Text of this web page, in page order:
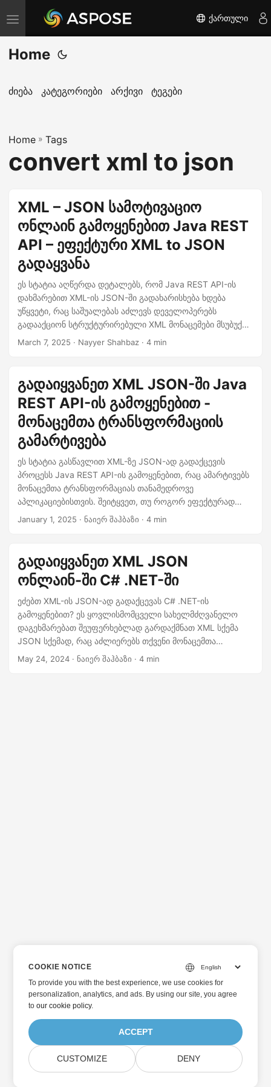
T
o
g
l
a
v
i
ქართული
Home
ძიება კატეგორიები არქივი ტეგები
Home » Tags
convert xml to json
XML – JSON სამოტივაციო
ონლაინ გამოყენებით Java REST
API – ეფექტური XML to JSON
გადაყვანა
ეს სტატია აღწერდა დეტალებს, რომ Java REST API-ის
დახმარებით XML-ის JSON-ში გადახარისხება ხდება
უწყვეტი, რაც საშუალებას აძლევს დეველოპერებს
გადააქციონ სტრუქტურირებული XML მონაცემები მსუბუქ
და მოქნილ JSON ფორმატში. ის ასევე ასახავს XML-ის
ხელმისაწვდომი განხორციელებისათვის Java REST API-ის
გამოყენებით.
March 7, 2025 · Nayyer Shahbaz · 4 min
გადაიყვანეთ XML JSON-ში Java
REST API-ის გამოყენებით -
მონაცემთა ტრანსფორმაციის
გამარტივება
ეს სტატია გასწავლით XML-ზე JSON-ად გადაქცევის
პროცესს Java REST API-ის გამოყენებით, რაც ამარტივებს
მონაცემთა ტრანსფორმაციას თანამედროვე
აპლიკაციებისთვის. შეიტყვეთ, თუ როგორ ეფექტურად
გაუმკლავდეთ სტრუქტურირებული მონაცემების
სამუშაო ნაკადები.
January 1, 2025 · ნაიერ შაჰბაზი · 4 min
გადაიყვანეთ XML JSON
ონლაინ-ში C# .NET-ში
ეძებთ XML-ის JSON-ად გადაქცევას C# .NET-ის
გამოყენებით? ეს ყოვლისმომცველი სახელმძღვანელო
დაგეხმარებათ შეუფერხებლად გარდაქმნათ XML სქემა
JSON სქემად, რაც აძლიერებს თქვენი მონაცემთა
გაცვლის პროცესებს. კონვერტაცია ხორციელდება .NET
May 24, 2024 · ნაიერ შაჰბაზი · 4 min
COOKIE NOTICE
To provide you with the best experience, we use cookies for
personalization, analytics, and ads. By using our site, you agree
toour cookie policy.
ACCEPT
CUSTOMIZE DENY